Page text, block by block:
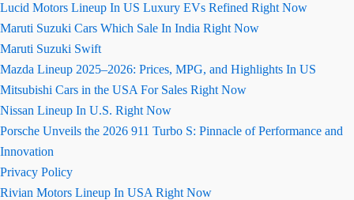
Lucid Motors Lineup In US Luxury EVs Refined Right Now
Maruti Suzuki Cars Which Sale In India Right Now
Maruti Suzuki Swift
Mazda Lineup 2025–2026: Prices, MPG, and Highlights In US
Mitsubishi Cars in the USA For Sales Right Now
Nissan Lineup In U.S. Right Now
Porsche Unveils the 2026 911 Turbo S: Pinnacle of Performance and
Innovation
Privacy Policy
Rivian Motors Lineup In USA Right Now